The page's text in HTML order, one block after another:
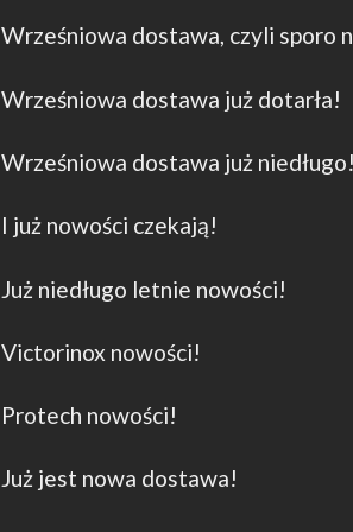
Wrześniowa dostawa, czyli sporo
Wrześniowa dostawa już dotarła!
Wrześniowa dostawa już niedługo!
I już nowości czekają!
Już niedługo letnie nowości!
Victorinox nowości!
Protech nowości!
Już jest nowa dostawa!